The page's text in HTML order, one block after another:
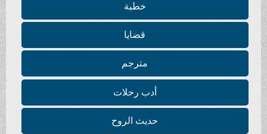
خطبة
قضايا
مترجم
أدب رحلات
حديث الروح